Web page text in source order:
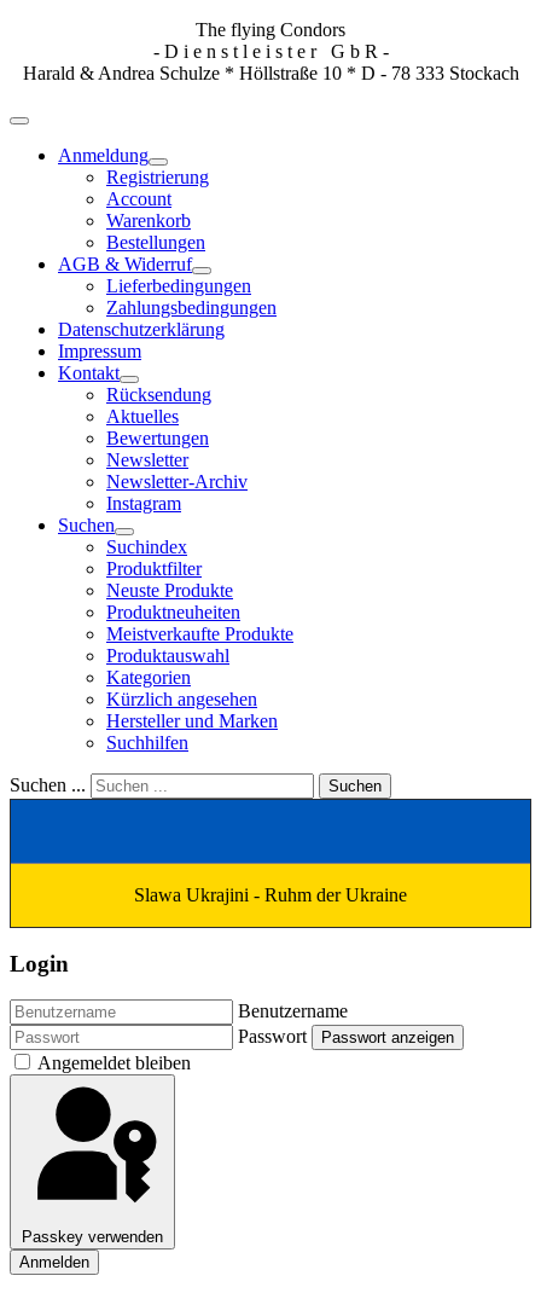
The flying Condors
- D i e n s t l e i s t e r G b R -
Harald & Andrea Schulze * Höllstraße 10 * D - 78 333 Stockach
Anmeldung
Registrierung
Account
Warenkorb
Bestellungen
AGB & Widerruf
Lieferbedingungen
Zahlungsbedingungen
Datenschutzerklärung
Impressum
Kontakt
Rücksendung
Aktuelles
Bewertungen
Newsletter
Newsletter-Archiv
Instagram
Suchen
Suchindex
Produktfilter
Neuste Produkte
Produktneuheiten
Meistverkaufte Produkte
Produktauswahl
Kategorien
Kürzlich angesehen
Hersteller und Marken
Suchhilfen
Suchen ... Suchen
Slawa Ukrajini - Ruhm der Ukraine
Login
Benutzername
Passwort
Passwort anzeigen
Angemeldet bleiben
Passkey verwenden
Anmelden